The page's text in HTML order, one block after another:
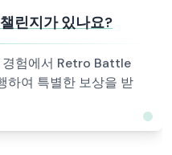
린지가 있나요?
험에서 Retro Battle
하여 특별한 보상을 받